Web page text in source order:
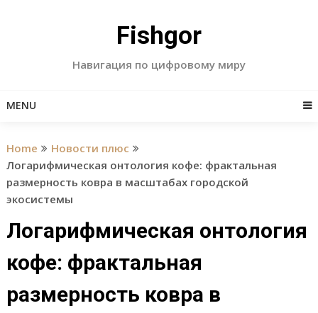
Fishgor
Навигация по цифровому миру
MENU
Home
Новости плюс
Логарифмическая онтология кофе: фрактальная
размерность ковра в масштабах городской
экосистемы
Логарифмическая онтология
кофе: фрактальная
размерность ковра в